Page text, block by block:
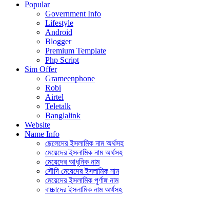
Popular
Government Info
Lifestyle
Android
Blogger
Premium Template
Php Script
Sim Offer
Grameenphone
Robi
Airtel
Teletalk
Banglalink
Website
Name Info
ছেলেদের ইসলামিক নাম অর্থসহ
মেয়েদের ইসলামিক নাম অর্থসহ
মেয়েদের আধুনিক নাম
সৌদি মেয়েদের ইসলামিক নাম
মেয়েদের ইসলামিক পূর্ণাঙ্গ নাম
বাচ্চাদের ইসলামিক নাম অর্থসহ